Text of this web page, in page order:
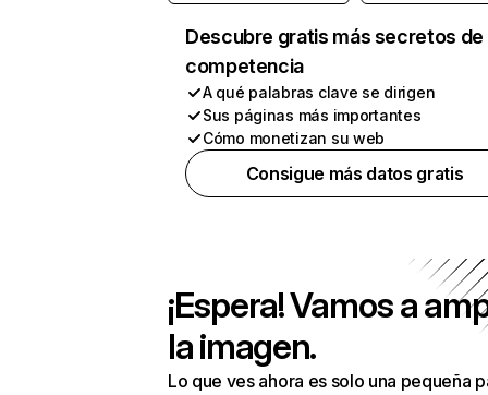
Descubre gratis más secretos de
competencia
A qué palabras clave se dirigen
Sus páginas más importantes
Cómo monetizan su web
Consigue más datos gratis
¡Espera! Vamos a
la imagen.
Lo que ves ahora es solo una pequeña